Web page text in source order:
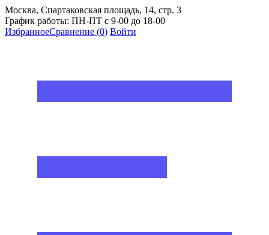
Москва, Спартаковская площадь, 14, стр. 3
График работы: ПН-ПТ с 9-00 до 18-00
ИзбранноеСравнение (0) Войти